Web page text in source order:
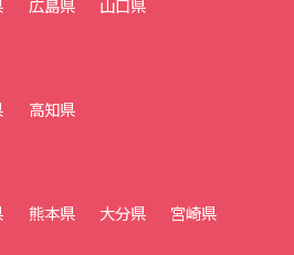
広島県 山口県
高知県
熊本県 大分県
宮崎県